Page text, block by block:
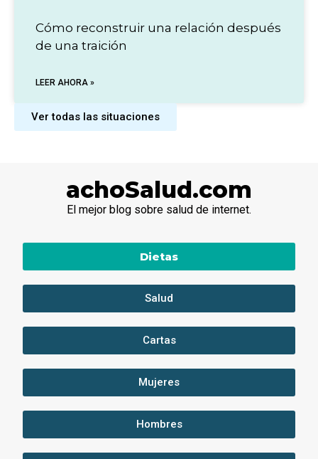
Cómo reconstruir una relación después
de una traición
LEER AHORA »
Ver todas las situaciones
achoSalud.com
El mejor blog sobre salud de internet.
Salud
Cartas
Mujeres
Hombres
Dietas